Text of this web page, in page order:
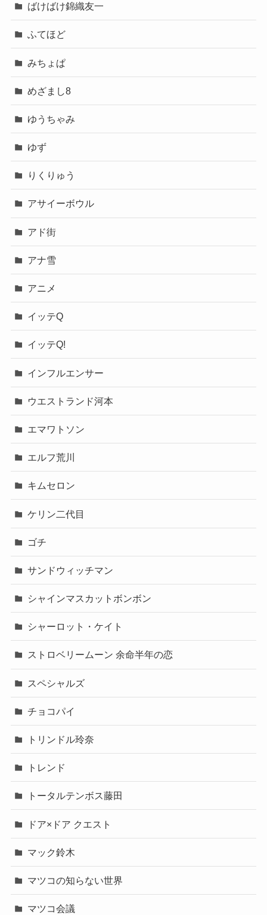
ばけばけ錦織友一
ふてほど
みちょぱ
めざまし8
ゆうちゃみ
ゆず
りくりゅう
アサイーボウル
アド街
アナ雪
アニメ
イッテQ
イッテQ!
インフルエンサー
ウエストランド河本
エマワトソン
エルフ荒川
キムセロン
ケリン二代目
ゴチ
サンドウィッチマン
シャインマスカットボンボン
シャーロット・ケイト
ストロベリームーン 余命半年の恋
スペシャルズ
チョコパイ
トリンドル玲奈
トレンド
トータルテンボス藤田
ドア×ドア クエスト
マック鈴木
マツコの知らない世界
マツコ会議